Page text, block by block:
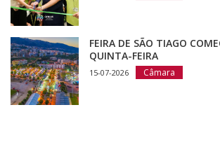
FEIRA DE SÃO TIAGO
QUINTA-FEIRA
15-07-2026 Câmara